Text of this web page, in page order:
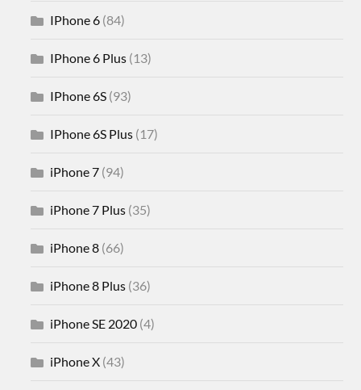
IPhone 6 (84)
IPhone 6 Plus (13)
IPhone 6S (93)
IPhone 6S Plus (17)
iPhone 7 (94)
iPhone 7 Plus (35)
iPhone 8 (66)
iPhone 8 Plus (36)
iPhone SE 2020 (4)
iPhone X (43)